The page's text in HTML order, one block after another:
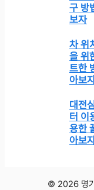
구 방
보자
차 위
을 위
트한
아보
대전
터 이
용한
아보
© 2026 명